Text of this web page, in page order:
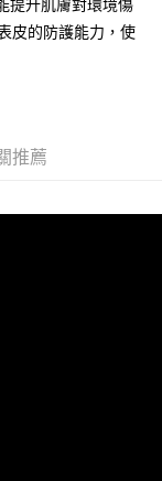
公司）所提供，讓
及更正。
，可透過四大超商／
成。
要取消訂單，請聯絡
home
提升肌膚對環境傷
皮的防護能力，使
推薦